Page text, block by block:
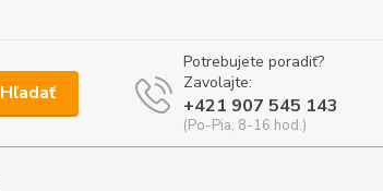
Hľadať
Potrebujete poradiť?
Zavolajte:
+421 907 545 143
(Po-Pia, 8-16 hod.)